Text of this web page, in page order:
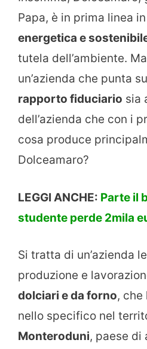
Papa, è in prima linea
energetica e
tutela dell’ambiente.
un’azienda che punta
rapporto fiduciario sia
dell’azienda che con i
cosa produce
Dolceamaro?
LEGGI ANCHE: Parte il
studente perde 2mila
Si tratta di un’azienda
produzione e
dolciari e da forno, che
nello specifico nel
Monteroduni, paese di